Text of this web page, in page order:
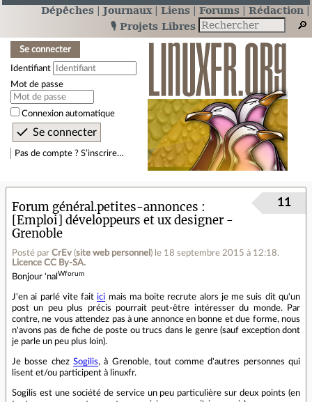
Dépêches Journaux Liens Forums
Rédaction
🎙️ Projets Libres
Se connecter
Identifiant
Mot de passe
Connexion automatique
Pas de compte ? S’inscrire…
Forum général.petites-annonces
[Emploi] développeurs et ux designer -
Grenoble
Posté par CrEv (site web personnel ) le 18 septembre 2015 à 12:18.
Licence CC By‑SA.
11
Bonjour 'nal Wforum
J'en ai parlé vite faitici mais ma boite recrute alors je me suis dit qu'un
post un peu plus précis pourrait peut-être intéresser du monde. Par
contre, ne vous attendez pas à une annonce en bonne et due forme, nous
n'avons pas de fiche de poste ou trucs dans le genre (sauf exception dont
je parle un peu plus loin).
Je bosse chez Sogilis, à Grenoble, tout comme d'autres personnes qui
lisent et/ou participent à linuxfr.
Sogilis est une société de service un peu particulière sur deux points (en